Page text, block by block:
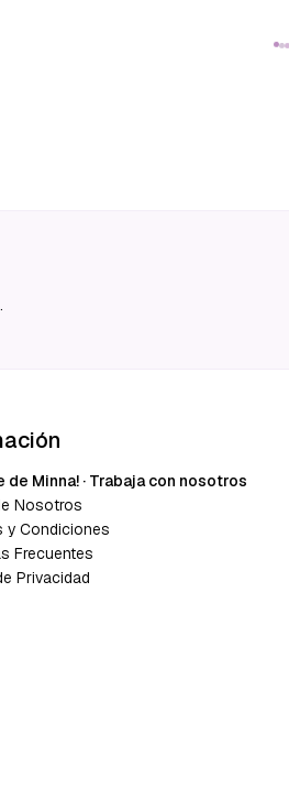
de Minna! · Trabaja con nosotros
Nosotros
y Condiciones
Frecuentes
Privacidad